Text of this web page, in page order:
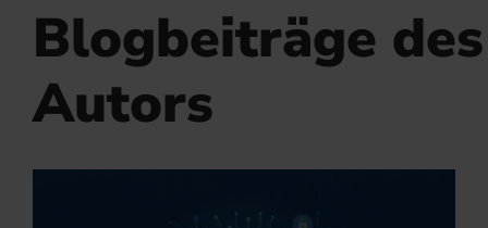
Blogbeiträge des
Autors